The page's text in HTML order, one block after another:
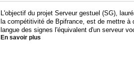
L'objectif du projet Serveur gestuel (SG),
la compétitivité de Bpifrance, est de mettre à
langue des signes l'équivalent d'un serveur
En savoir plus